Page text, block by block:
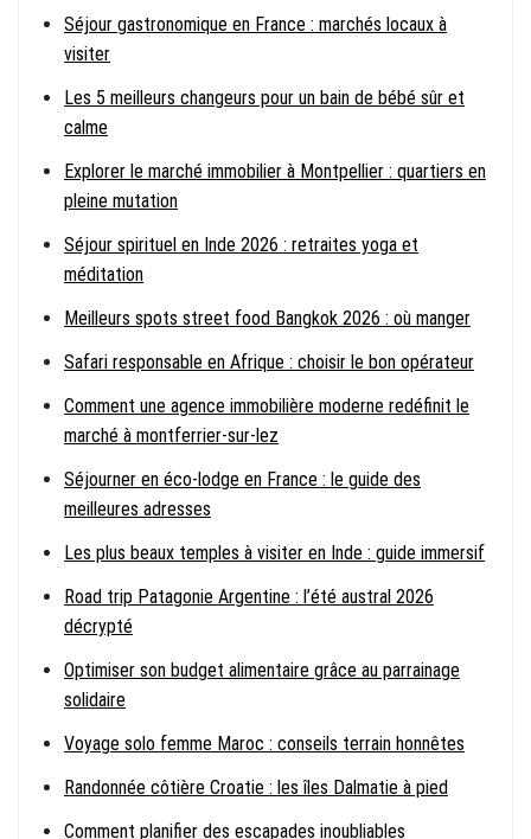
Séjour gastronomique en France : marchés locaux à
visiter
Les 5 meilleurs changeurs pour un bain de bébé sûr et
calme
Explorer le marché immobilier à Montpellier : quartiers en
pleine mutation
Séjour spirituel en Inde 2026 : retraites yoga et
méditation
Meilleurs spots street food Bangkok 2026 : où manger
Safari responsable en Afrique : choisir le bon opérateur
Comment une agence immobilière moderne redéfinit le
marché à montferrier-sur-lez
Séjourner en éco-lodge en France : le guide des
meilleures adresses
Les plus beaux temples à visiter en Inde : guide immersif
Road trip Patagonie Argentine : l’été austral 2026
décrypté
Optimiser son budget alimentaire grâce au parrainage
solidaire
Voyage solo femme Maroc : conseils terrain honnêtes
Randonnée côtière Croatie : les îles Dalmatie à pied
Comment planifier des escapades inoubliables